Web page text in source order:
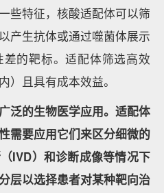
些特征，核酸适配体可以筛
产生抗体或通过噬菌体展示
的靶标。适配体筛选高效
）且具有成本效益。
泛的生物医学应用。适配体
需要应用它们来区分细微的
IVD）和诊断成像等情况下
层以选择患者对某种靶向治